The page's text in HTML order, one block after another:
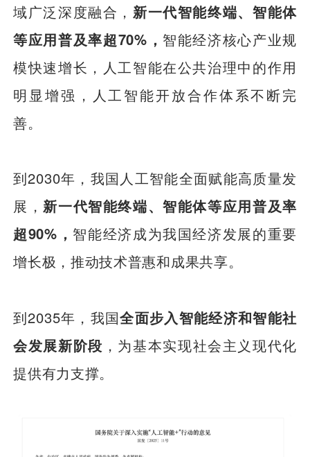
域广泛深度融合， 新一代智能终端、智能体
等应用普及率超70%， 智能经济核心产业规
模快速增长，人工智能在公共治理中的作用
明显增强，人工智能开放合作体系不断完
善。
到2030年，我国人工智能全面赋能高质量发
展，新一代智能终端、智能体等应用普及率
超90%， 智能经济成为我国经济发展的重要
增长极，推动技术普惠和成果共享。
到2035年，我国全面步入智能经济和智能社
会发展新阶段 ，为基本实现社会主义现代化
提供有力支撑。